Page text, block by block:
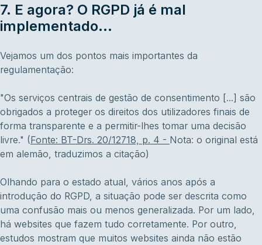
7. E agora? O RGPD já é mal
implementado...
Vejamos um dos pontos mais importantes da
regulamentação:
"Os serviços centrais de gestão de consentimento [...] são
obrigados a proteger os direitos dos utilizadores finais de
forma transparente e a permitir-lhes tomar uma decisão
livre." (Fonte: BT-Drs. 20/12718, p. 4 - Nota: o original está
em alemão, traduzimos a citação)
Olhando para o estado atual, vários anos após a
introdução do RGPD, a situação pode ser descrita como
uma confusão mais ou menos generalizada. Por um lado,
há websites que fazem tudo corretamente. Por outro,
estudos mostram que muitos websites ainda não estão